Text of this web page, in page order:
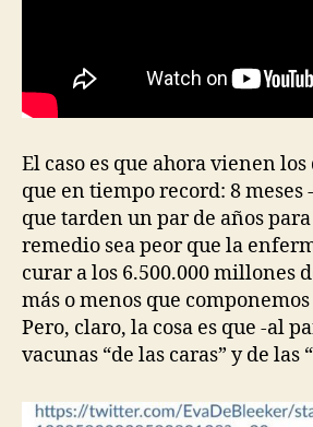
El caso es que ahora vienen los
que en tiempo record: 8 meses
que tarden un par de años
remedio sea peor que la
curar a los 6.500.000 millones
más o menos que
Pero, claro, la cosa es que -al
vacunas “de las caras” y de las